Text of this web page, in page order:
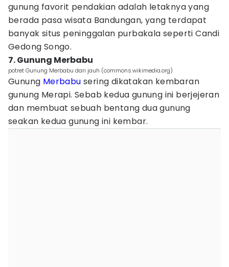
gunung favorit pendakian adalah letaknya yang
berada pasa wisata Bandungan, yang terdapat
banyak situs peninggalan purbakala seperti Candi
Gedong Songo.
7. Gunung Merbabu
potret Gunung Merbabu dari jauh (commons.wikimedia.org)
Gunung Merbabu sering dikatakan kembaran
gunung Merapi. Sebab kedua gunung ini berjejeran
dan membuat sebuah bentang dua gunung
seakan kedua gunung ini kembar.